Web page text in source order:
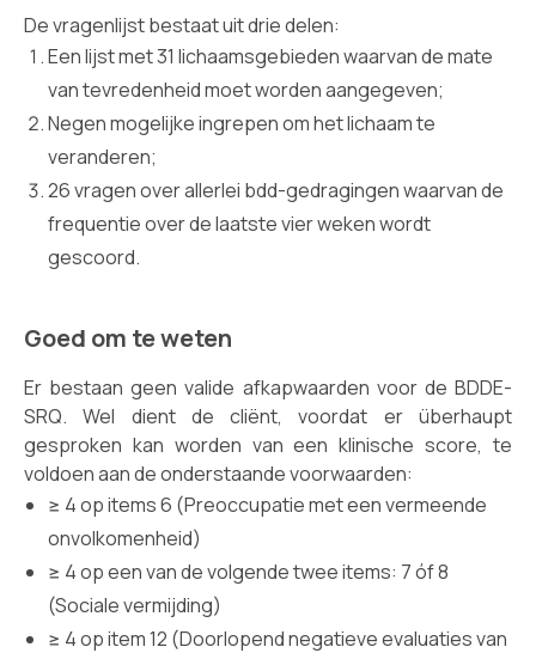
De vragenlijst bestaat uit drie delen:
Een lijst met 31 lichaamsgebieden waarvan de mate
van tevredenheid moet worden aangegeven;
Negen mogelijke ingrepen om het lichaam te
veranderen;
26 vragen over allerlei bdd-gedragingen waarvan de
frequentie over de laatste vier weken wordt
gescoord.
Goed om te weten
Er bestaan geen valide afkapwaarden voor de BDDE-
SRQ. Wel dient de cliënt, voordat er überhaupt
gesproken kan worden van een klinische score, te
voldoen aan de onderstaande voorwaarden:
≥ 4 op items 6 (Preoccupatie met een vermeende
onvolkomenheid)
≥ 4 op een van de volgende twee items: 7 óf 8
(Sociale vermijding)
≥ 4 op item 12 (Doorlopend negatieve evaluaties van